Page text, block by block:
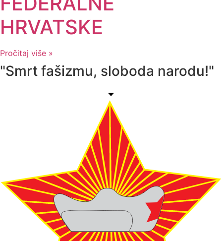
HRVATSKE
Pročitaj više »
"Smrt fašizmu, sloboda narodu!"